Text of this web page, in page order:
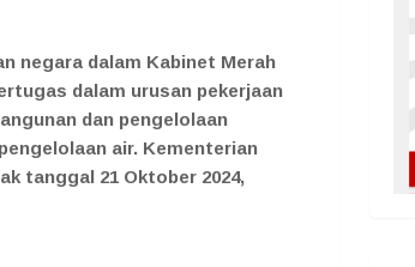
negara dalam Kabinet Merah
dalam urusan pekerjaan
dan pengelolaan
air. Kementerian
tanggal 21 Oktober 2024,